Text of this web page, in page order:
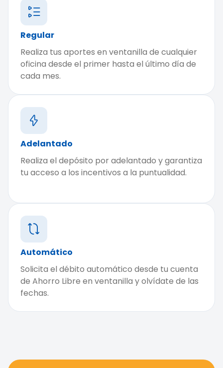
Regular
Realiza tus aportes en ventanilla de cualquier
oficina desde el primer hasta el último día de
cada mes.
Adelantado
Realiza el depósito por adelantado y garantiza
tu acceso a los incentivos a la puntualidad.
Automático
Solicita el débito automático desde tu cuenta
de Ahorro Libre en ventanilla y olvídate de las
fechas.